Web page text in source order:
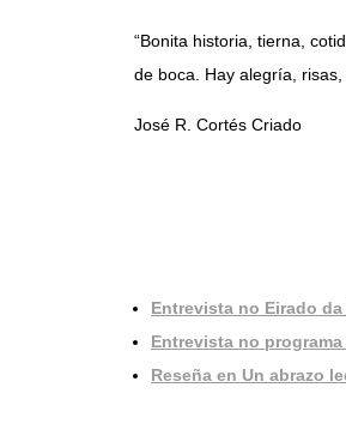
“Bonita historia, tierna,
de boca. Hay alegría,
José R. Cortés Criado
Entrevista no Eirado da
Entrevista no
Reseña en Un abrazo